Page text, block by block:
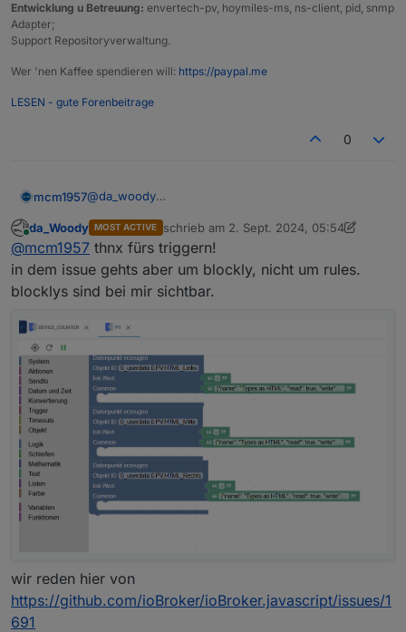
Entwicklung u Betreuung: envertech-pv, hoymiles-ms, ns-client, pid, snmp
Adapter;
Support Repositoryverwaltung.
Wer 'nen Kaffee spendieren will: https://paypal.me
LESEN - gute Forenbeitrage
0
mcm1957@da_woody
mehr Infos.
Siehe
https://github.com/ioBroker/ioBroker.javascript/issue
s/1690#issuecomment-2323766594
Bitte gewünschte Infos in Issue ergänzen
Online
da_Woody MOST ACTIVE schrieb am 2. Sept. 2024, 05:54
zuletzt editiert von da_Woody9. Feb.
@mcm1957 thnx fürs triggern!
in dem issue gehts aber um blockly, nicht um rules.
blocklys sind bei mir sichtbar.
wir reden hier von
https://github.com/ioBroker/ioBroker.javascript/issues/1
691